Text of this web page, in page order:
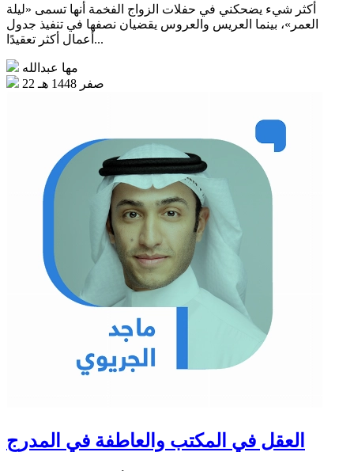
أكثر شيء يضحكني في حفلات الزواج الفخمة أنها تسمى «ليلة
العمر»، بينما العريس والعروس يقضيان نصفها في تنفيذ جدول
أعمال أكثر تعقيدًا...
مها عبدالله
22 صفر 1448 هـ
العقل في المكتب والعاطفة في المدرج